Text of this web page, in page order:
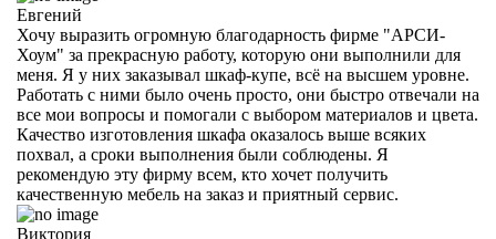
Евгений
Хочу выразить огромную благодарность фирме "АРСИ-
Хоум" за прекрасную работу, которую они выполнили для
меня. Я у них заказывал шкаф-купе, всё на высшем уровне.
Работать с ними было очень просто, они быстро отвечали на
все мои вопросы и помогали с выбором материалов и цвета.
Качество изготовления шкафа оказалось выше всяких
похвал, а сроки выполнения были соблюдены. Я
рекомендую эту фирму всем, кто хочет получить
качественную мебель на заказ и приятный сервис.
Виктория